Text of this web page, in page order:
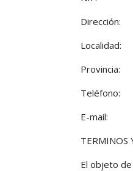
Dirección:
E-mail:
TERMINOS
El objeto